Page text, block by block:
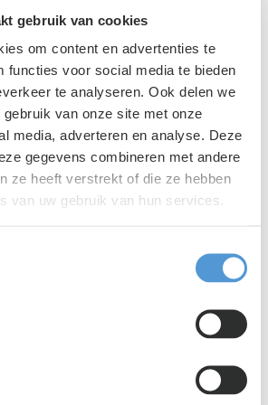
gebruik van cookies
om content en advertenties te
functies voor social media te bieden
te analyseren. Ook delen we
van onze site met onze
media, adverteren en analyse. Deze
gegevens combineren met andere
ze heeft verstrekt of die ze hebben
van uw gebruik van hun services.
augustus 2026
klaar voor het
in 2028?